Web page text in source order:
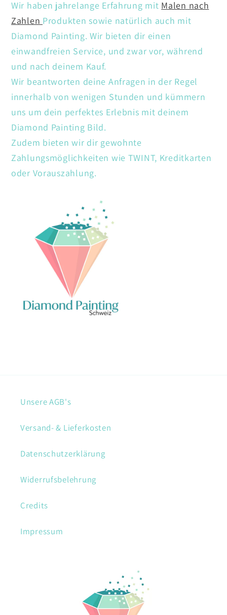
Wir haben jahrelange Erfahrung mit Malen nach
Zahlen Produkten sowie natürlich auch mit
Diamond Painting. Wir bieten dir einen
einwandfreien Service, und zwar vor, während
und nach deinem Kauf.
Wir beantworten deine Anfragen in der Regel
innerhalb von wenigen Stunden und kümmern
uns um dein perfektes Erlebnis mit deinem
Diamond Painting Bild.
Zudem bieten wir dir gewohnte
Zahlungsmöglichkeiten wie TWINT, Kreditkarten
oder Vorauszahlung.
Unsere AGB's
Versand- & Lieferkosten
Datenschutzerklärung
Widerrufsbelehrung
Credits
Impressum